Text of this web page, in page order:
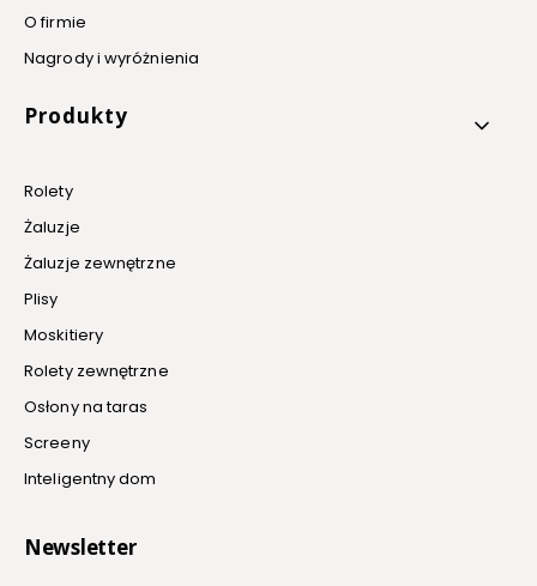
O firmie
Nagrody i wyróżnienia
Produkty
Rolety
Żaluzje
Żaluzje zewnętrzne
Plisy
Moskitiery
Rolety zewnętrzne
Osłony na taras
Screeny
Inteligentny dom
Newsletter